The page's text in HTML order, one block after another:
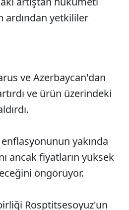
ardından yetkililer
ve Azerbaycan'dan
ve ürün üzerindeki
yakında
ancak fiyatların yüksek
öngörüyor.
Rosptitsesoyuz'un